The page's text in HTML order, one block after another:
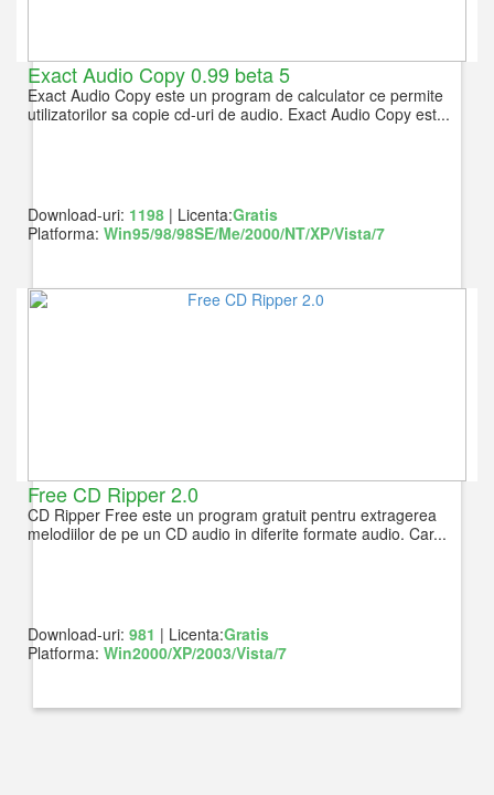
Exact Audio Copy 0.99 beta 5
Exact Audio Copy este un program de calculator ce permite
utilizatorilor sa copie cd-uri de audio. Exact Audio Copy est...
Download-uri: 1198 | Licenta:Gratis
Platforma:Win95/98/98SE/Me/2000/NT/XP/Vista/7
Free CD Ripper 2.0
CD Ripper Free este un program gratuit pentru extragerea
melodiilor de pe un CD audio in diferite formate audio. Car...
Download-uri:981 | Licenta:Gratis
Platforma:Win2000/XP/2003/Vista/7